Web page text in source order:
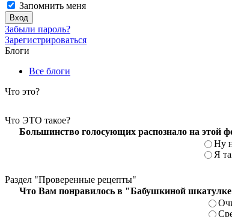
Запомнить меня
Забыли пароль?
Зарегистрироваться
Блоги
Все блоги
Что это?
Что ЭТО такое?
Большинство голосующих распознало на
Ну
Я
Раздел "Проверенные рецепты"
Что Вам понравилось в "Бабушкиной